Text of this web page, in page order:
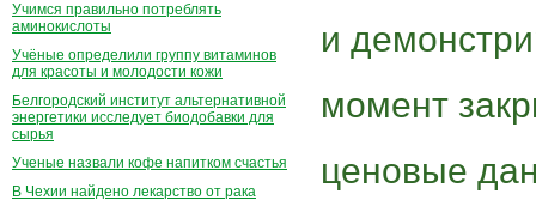
Учимся правильно потреблять
аминокислоты
Учёные определили группу витаминов
для красоты и молодости кожи
Белгородский институт альтернативной
энергетики исследует биодобавки для
сырья
Ученые назвали кофе напитком счастья
В Чехии найдено лекарство от рака
и
момент
ценовые